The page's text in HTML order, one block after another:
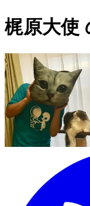
梶原大使